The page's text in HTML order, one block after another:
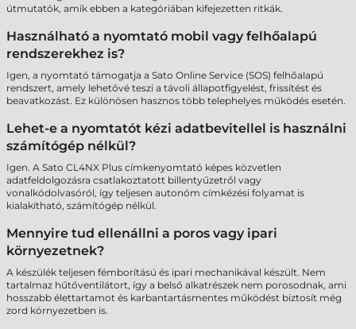
útmutatók, amik ebben a kategóriában kifejezetten ritkák.
Használható a nyomtató mobil vagy felhőalapú
rendszerekhez is?
Igen, a nyomtató támogatja a Sato Online Service (SOS) felhőalapú
rendszert, amely lehetővé teszi a távoli állapotfigyelést, frissítést és
beavatkozást. Ez különösen hasznos több telephelyes működés esetén.
Lehet-e a nyomtatót kézi adatbevitellel is használni
számítógép nélkül?
Igen. A Sato CL4NX Plus címkenyomtató képes közvetlen
adatfeldolgozásra csatlakoztatott billentyűzetről vagy
vonalkódolvasóról, így teljesen autonóm címkézési folyamat is
kialakítható, számítógép nélkül.
Mennyire tud ellenállni a poros vagy ipari
környezetnek?
A készülék teljesen fémborítású és ipari mechanikával készült. Nem
tartalmaz hűtőventilátort, így a belső alkatrészek nem porosodnak, ami
hosszabb élettartamot és karbantartásmentes működést biztosít még
zord környezetben is.